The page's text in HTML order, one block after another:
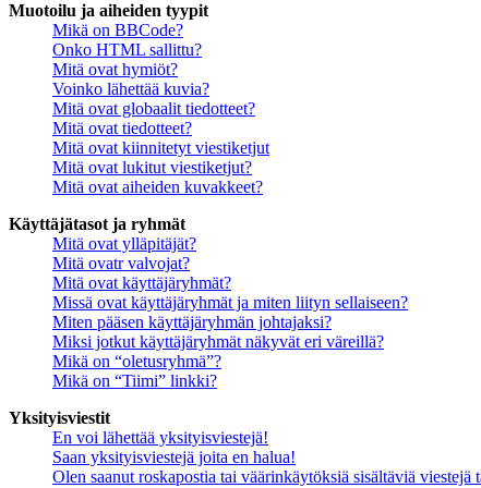
Muotoilu ja aiheiden tyypit
Mikä on BBCode?
Onko HTML sallittu?
Mitä ovat hymiöt?
Voinko lähettää kuvia?
Mitä ovat globaalit tiedotteet?
Mitä ovat tiedotteet?
Mitä ovat kiinnitetyt viestiketjut
Mitä ovat lukitut viestiketjut?
Mitä ovat aiheiden kuvakkeet?
Käyttäjätasot ja ryhmät
Mitä ovat ylläpitäjät?
Mitä ovatr valvojat?
Mitä ovat käyttäjäryhmät?
Missä ovat käyttäjäryhmät ja miten liityn sellaiseen?
Miten pääsen käyttäjäryhmän johtajaksi?
Miksi jotkut käyttäjäryhmät näkyvät eri väreillä?
Mikä on “oletusryhmä”?
Mikä on “Tiimi” linkki?
Yksityisviestit
En voi lähettää yksityisviestejä!
Saan yksityisviestejä joita en halua!
Olen saanut roskapostia tai väärinkäytöksiä sisältäviä viestejä